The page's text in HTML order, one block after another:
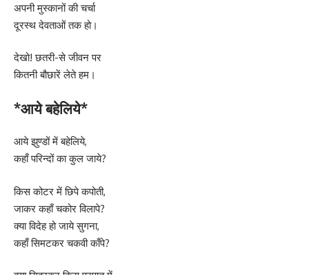
अपनी मुस्कानों की चर्चा
दूरस्थ देवताओं तक हो।
देखो! छतरी-से जीवन पर
कितनी बौछारें लेते हम।
*आये बहेलिये*
आये झुण्डों में बहेलिये,
कहाँ परिन्दों का कुल जाये?
किस कोटर में छिपे कपोती,
जाकर कहाँ चकोर विलापे?
क्या विदेह हो जाये सुगना,
कहाँ सिमटकर चकवी काँपे?